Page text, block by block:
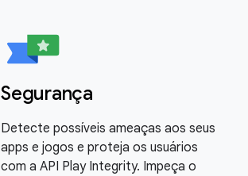
Segurança
Detecte possíveis ameaças aos seus
apps e jogos e proteja os usuários
com a API Play Integrity. Impeça o